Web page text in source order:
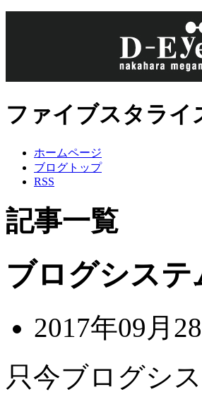
ファイブスタラ
ホームページ
ブログトップ
RSS
記事一覧
ブログシステ
2017年09月
只今ブログシ